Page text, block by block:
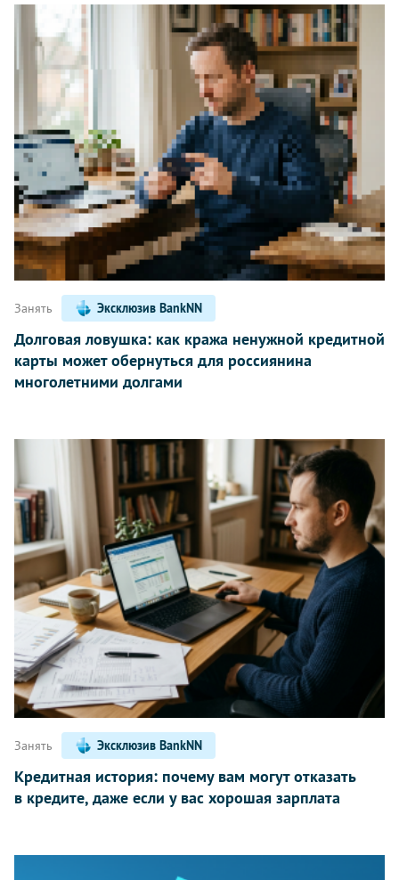
Занять Эксклюзив BankNN
Долговая ловушка: как кража ненужной кредитной
карты может обернуться для россиянина
многолетними долгами
Занять Эксклюзив BankNN
Кредитная история: почему вам могут отказать
в кредите, даже если у вас хорошая зарплата